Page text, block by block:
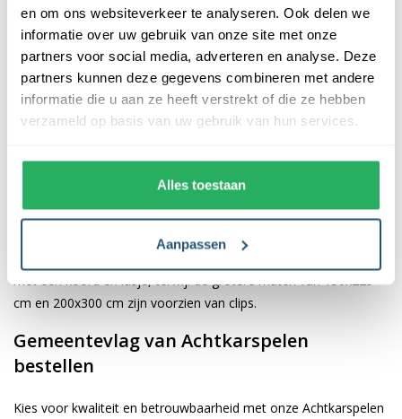
en om ons websiteverkeer te analyseren. Ook delen we
informatie over uw gebruik van onze site met onze
partners voor social media, adverteren en analyse. Deze
partners kunnen deze gegevens combineren met andere
informatie die u aan ze heeft verstrekt of die ze hebben
verzameld op basis van uw gebruik van hun services.
Alles toestaan
Aanpassen
De afwerking van onze vlaggen is van hoge kwaliteit. Ze zijn
voorzien van een sterke kopband en een dubbele stiknaad, wat
bijdraagt aan hun duurzaamheid en stevigheid. Wij bieden de
vlag vanAchtkarspelenaan in verschillende afmetingen: 40x60
cm, 70x100 cm, 100x150 cm, 150x225 cm en 200x300 cm.
Afhankelijk van de afmetingen die je kiest, worden de vlaggen
voorzien van verschillende bevestigingsmogelijkheden. De
met een koord en lusje, terwijl de grotere maten van 150x225
cm en 200x300 cm zijn voorzien van clips.
Gemeentevlag van Achtkarspelen
bestellen
Kies voor kwaliteit en betrouwbaarheid met onze Achtkarspelen